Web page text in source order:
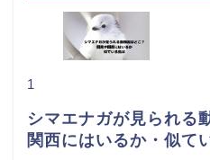
1
シマエナガが見られる
関西にはいるか・似て